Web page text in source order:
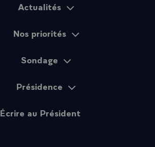
Actualités
Nos priorités
Sondage
Présidence
Écrire au Président